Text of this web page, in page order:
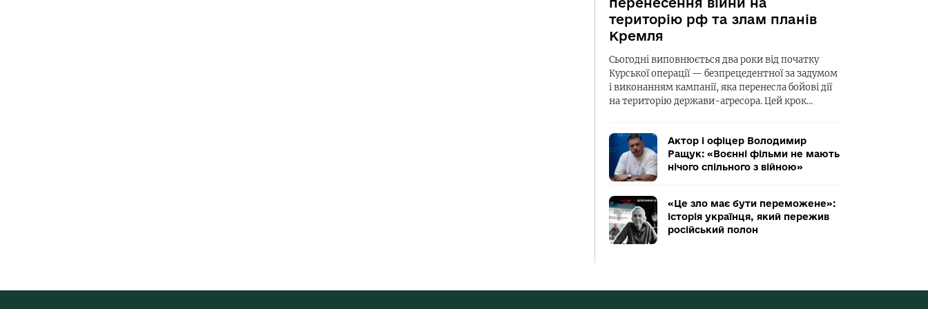
територію рф та злам планів
Кремля
Сьогодні виповнюється два роки від початку
Курської операції — безпрецедентної за задумом
і виконанням кампанії, яка перенесла бойові дії
на територію держави-агресора. Цей крок…
Актор і офіцер Володимир
Ращук: «Воєнні фільми не мають
нічого спільного з війною»
«Це зло має бути переможене»:
історія українця, який пережив
російський полон